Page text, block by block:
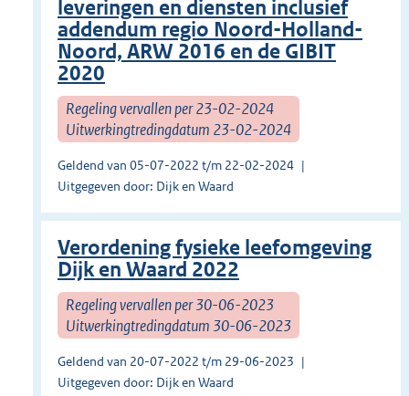
leveringen en diensten inclusief
addendum regio Noord-Holland-
Noord, ARW 2016 en de GIBIT
2020
Regeling vervallen per 23-02-2024
Uitwerkingtredingdatum 23-02-2024
Geldend van 05-07-2022 t/m 22-02-2024
Uitgegeven door: Dijk en Waard
Verordening fysieke leefomgeving
Dijk en Waard 2022
Regeling vervallen per 30-06-2023
Uitwerkingtredingdatum 30-06-2023
Geldend van 20-07-2022 t/m 29-06-2023
Uitgegeven door: Dijk en Waard